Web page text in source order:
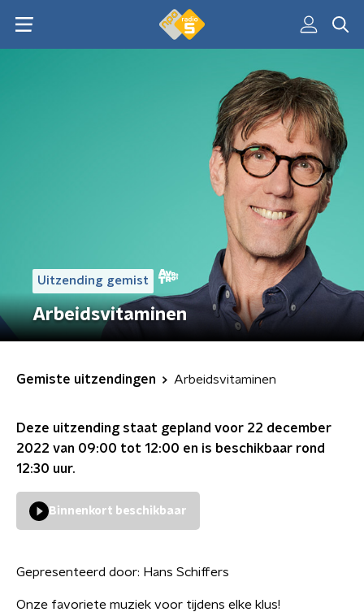
Uitzending gemist
Arbeidsvitaminen
Gemiste uitzendingen Arbeidsvitaminen
Deze uitzending staat gepland voor 22 december
2022 van 09:00 tot 12:00 en is beschikbaar rond
12:30 uur.
Binnenkort beschikbaar
Gepresenteerd door: Hans Schiffers
Onze favoriete muziek voor tijdens elke klus!